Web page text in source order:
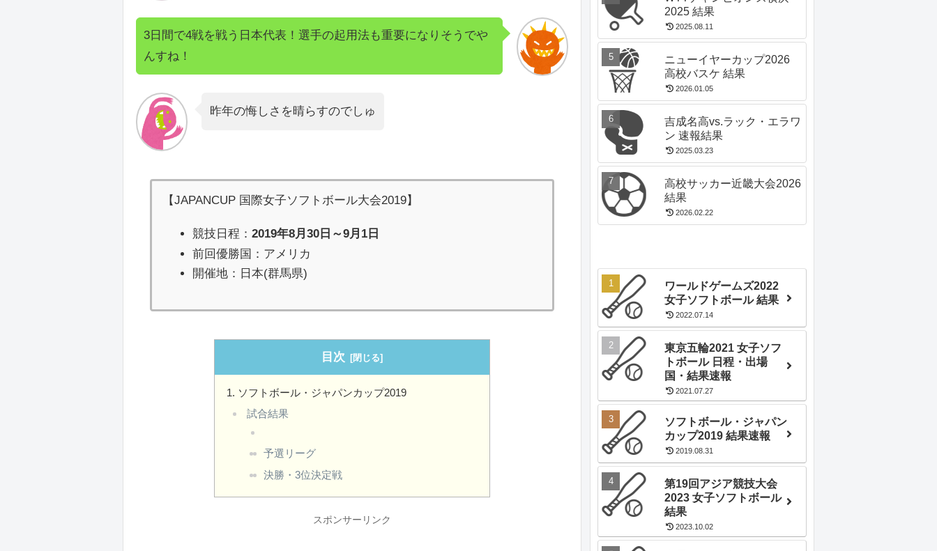
3日間で4戦を戦う日本代表！選手の起用法も重要になりそうでや
んすね！
昨年の悔しさを晴らすのでしゅ
【JAPANCUP 国際女子ソフトボール大会2019】
競技日程：2019年8月30日～9月1日
前回優勝国：アメリカ
開催地：日本(群馬県)
目次
ソフトボール・ジャパンカップ2019
試合結果
予選リーグ
決勝・3位決定戦
スポンサーリンク
2025 結果
2025.08.11
ニューイヤーカップ2026
高校バスケ 結果
2026.01.05
吉成名高vs.ラック・エラワ
ン 速報結果
2025.03.23
高校サッカー近畿大会2026
結果
2026.02.22
ワールドゲームズ2022
女子ソフトボール 結果
2022.07.14
東京五輪2021 女子ソフ
トボール 日程・出場
国・結果速報
2021.07.27
ソフトボール・ジャパン
カップ2019 結果速報
2019.08.31
第19回アジア競技大会
2023 女子ソフトボール
結果
2023.10.02